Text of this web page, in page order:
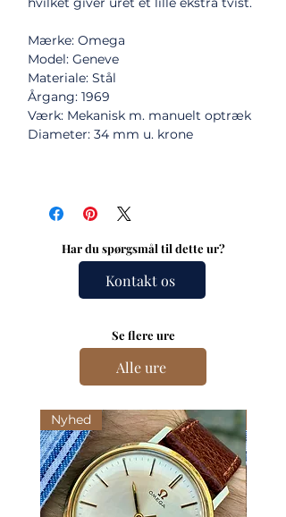
Mærke: Omega
Model: Geneve
Materiale: Stål
Årgang: 1969
Værk: Mekanisk m. manuelt optræk
Diameter: 34 mm u. krone
Har du spørgsmål til dette ur?
Kontakt os
Se flere ure
Alle ure
Nyhed